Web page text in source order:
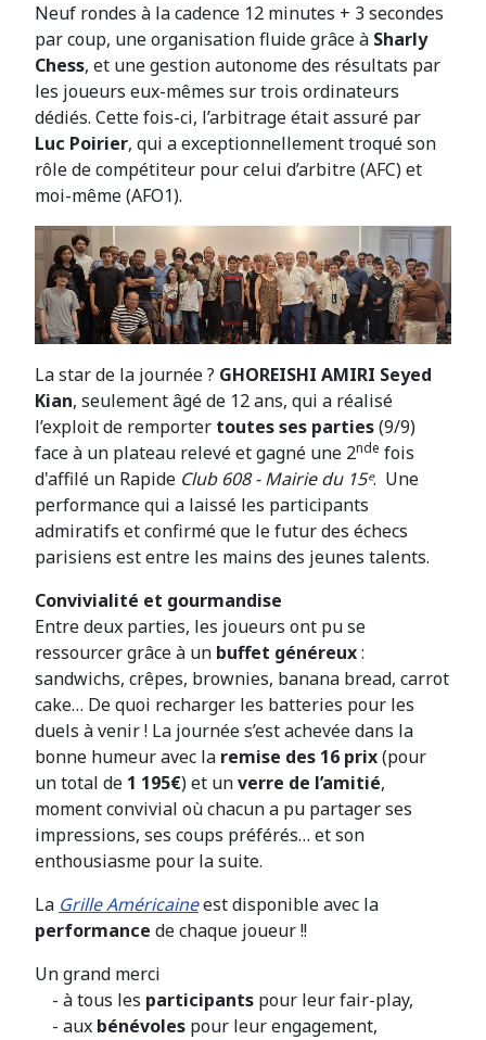
Neuf rondes à la cadence 12 minutes + 3 secondes
par coup, une organisation fluide grâce à Sharly
Chess, et une gestion autonome des résultats par
les joueurs eux-mêmes sur trois ordinateurs
dédiés. Cette fois-ci, l’arbitrage était assuré par
Luc Poirier, qui a exceptionnellement troqué son
rôle de compétiteur pour celui d’arbitre(AFC) et
moi-même (AFO1).
La star de la journée ? GHOREISHI AMIRI Seyed
Kian, seulement âgé de 12 ans, qui a réalisé
l’exploit de remporter toutes ses parties(9/9)
face à un plateau relevé et gagné une 2nde fois
d'affilé un Rapide Club 608 - Mairie du 15ᵉ. Une
performance qui a laissé les participants
admiratifs et confirmé que le futur des échecs
parisiens est entre les mains des jeunes talents.
Convivialité et gourmandise
Entre deux parties, les joueurs ont pu se
ressourcer grâce à un buffet généreux:
sandwichs, crêpes, brownies, banana bread, carrot
cake… De quoi recharger les batteries pour les
duels à venir ! La journée s’est achevée dans la
bonne humeur avec la remise des 16 prix(pour
un total de 1 195€) et unverre de l’amitié,
moment convivial où chacun a pu partager ses
impressions, ses coups préférés… et son
enthousiasme pour la suite.
La Grille Américaineest disponible avec la
performance de chaque joueur !!
Un grand merci
- à tous les participants pour leur fair-play,
- aux bénévoles pour leur engagement,